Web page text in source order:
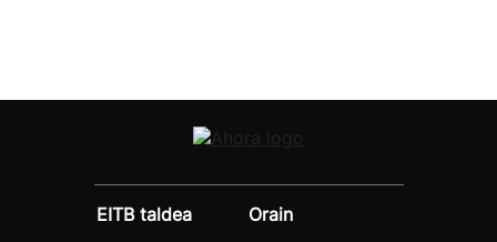
EITB taldea
Orain